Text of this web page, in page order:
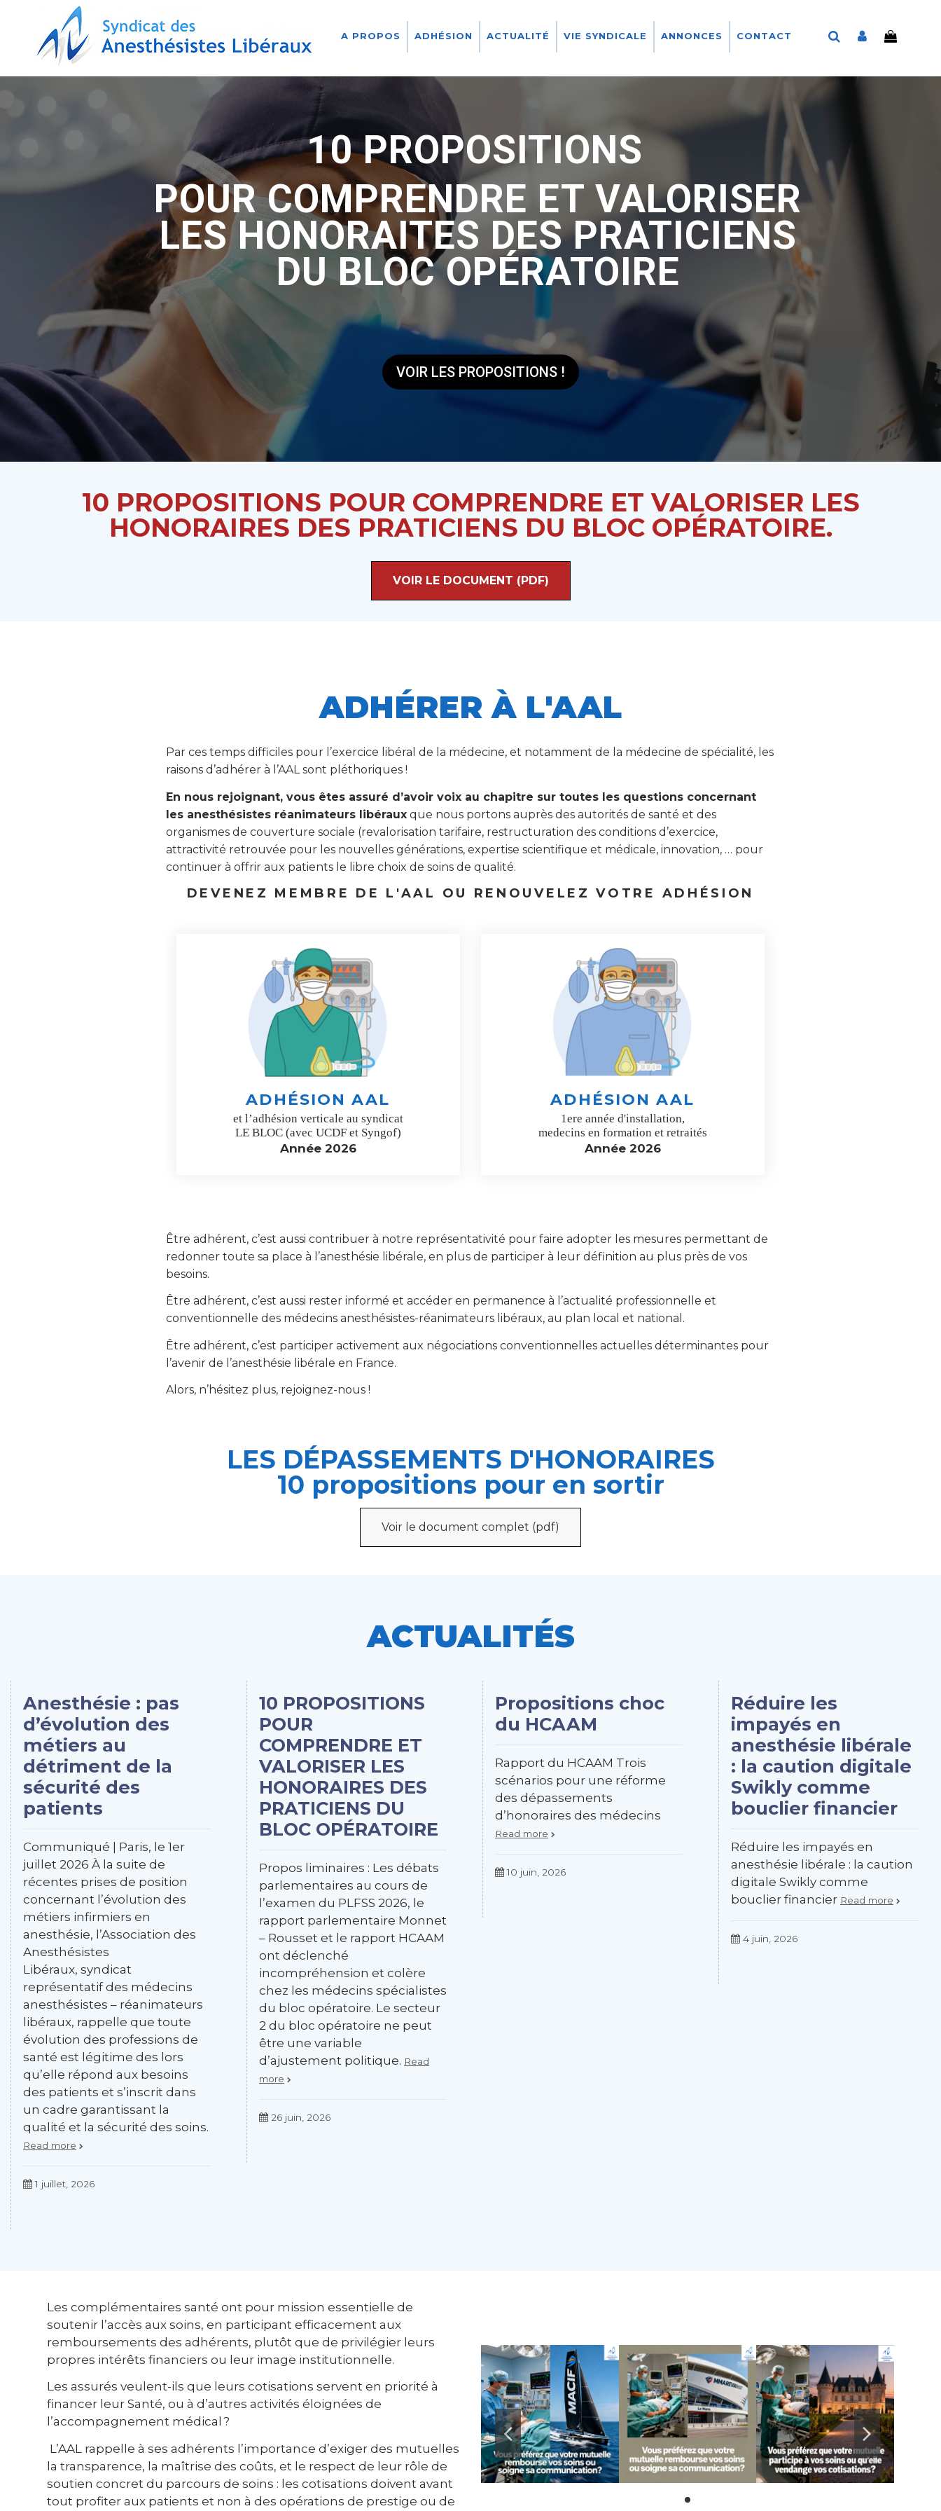
A PROPOS ADHÉSION ACTUALITÉ VIE SYNDICALE ANNONCES CONTACT
POUR COMPRENDRE ET VALORISER
LES HONORAITES DES PRATICIENS
DU BLOC OPÉRATOIRE
VOIR LES PROPOSITIONS !
10 PROPOSITIONS
10 PROPOSITIONS POUR COMPRENDRE ET VALORISER LES
HONORAIRES DES PRATICIENS DU BLOC OPÉRATOIRE.
VOIR LE DOCUMENT (PDF)
ADHÉRER À L'AAL
Par ces temps difficiles pour l’exercice libéral de la médecine, et notamment de la médecine de spécialité, les
raisons d’adhérer à l’AAL sont pléthoriques !
En nous rejoignant, vous êtes assuré d’avoir voix au chapitre sur toutes les questions concernant
les anesthésistes réanimateurs libéraux que nous portons auprès des autorités de santé et des
organismes de couverture sociale (revalorisation tarifaire, restructuration des conditions d’exercice,
attractivité retrouvée pour les nouvelles générations, expertise scientifique et médicale, innovation, … pour
continuer à offrir aux patients le libre choix de soins de qualité.
DEVENEZ MEMBRE DE L'AAL OU RENOUVELEZ VOTRE ADHÉSION
ADHÉSION AAL
et l’adhésion verticale au syndicat
LE BLOC (avec UCDF et Syngof)
Année 2026
ADHÉSION AAL
1ere année d'installation,
medecins en formation et retraités
Année 2026
Être adhérent, c’est aussi contribuer à notre représentativité pour faire adopter les mesures permettant de
redonner toute sa place à l’anesthésie libérale, en plus de participer à leur définition au plus près de vos
besoins.
Être adhérent, c’est aussi rester informé et accéder en permanence à l’actualité professionnelle et
conventionnelle des médecins anesthésistes-réanimateurs libéraux, au plan local et national.
Être adhérent, c’est participer activement aux négociations conventionnelles actuelles déterminantes pour
l’avenir de l’anesthésie libérale en France.
Alors, n’hésitez plus, rejoignez-nous !
LES DÉPASSEMENTS D'HONORAIRES
10 propositions pour en sortir
Voir le document complet (pdf)
ACTUALITÉS
Anesthésie : pas
d’évolution des
métiers au
détriment de la
sécurité des
patients
Communiqué | Paris, le 1er
juillet 2026 À la suite de
récentes prises de position
concernant l’évolution des
métiers infirmiers en
anesthésie, l’Association des
Anesthésistes
Libéraux, syndicat
représentatif des médecins
anesthésistes – réanimateurs
libéraux, rappelle que toute
évolution des professions de
santé est légitime des lors
qu’elle répond aux besoins
des patients et s’inscrit dans
un cadre garantissant la
qualité et la sécurité des soins.
Read more
1 juillet, 2026
10 PROPOSITIONS
POUR
COMPRENDRE ET
VALORISER LES
HONORAIRES DES
PRATICIENS DU
BLOC OPÉRATOIRE
Propos liminaires : Les débats
parlementaires au cours de
l’examen du PLFSS 2026, le
rapport parlementaire Monnet
– Rousset et le rapport HCAAM
ont déclenché
incompréhension et colère
chez les médecins spécialistes
du bloc opératoire. Le secteur
2 du bloc opératoire ne peut
être une variable
d’ajustement politique. Read
more
26 juin, 2026
Propositions choc
du HCAAM
Rapport du HCAAM Trois
scénarios pour une réforme
des dépassements
d’honoraires des médecins
Read more
10 juin, 2026
Réduire les
impayés en
anesthésie libérale
: la caution digitale
Swikly comme
bouclier financier
Réduire les impayés en
anesthésie libérale : la caution
digitale Swikly comme
bouclier financier Read more
4 juin, 2026
Les complémentaires santé ont pour mission essentielle de
soutenir l’accès aux soins, en participant efficacement aux
remboursements des adhérents, plutôt que de privilégier leurs
propres intérêts financiers ou leur image institutionnelle.
Les assurés veulent-ils que leurs cotisations servent en priorité à
financer leur Santé, ou à d’autres activités éloignées de
l’accompagnement médical ?
L’AAL rappelle à ses adhérents l’importance d’exiger des mutuelles
la transparence, la maîtrise des coûts, et le respect de leur rôle de
soutien concret du parcours de soins : les cotisations doivent avant
tout profiter aux patients et non à des opérations de prestige ou de